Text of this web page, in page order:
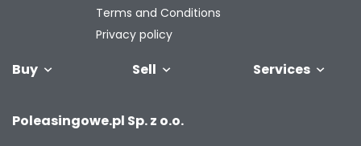
Buy Sell
your fleet
Services
Terms and Conditions
Privacy policy
Poleasingowe.pl Sp. z o.o.